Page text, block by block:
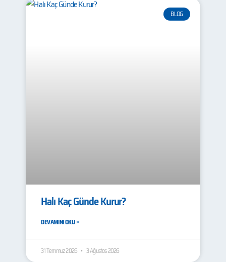
BLOG
Halı Kaç Günde Kurur?
DEVAMINI OKU »
31 Temmuz 2026 3 Ağustos 2026